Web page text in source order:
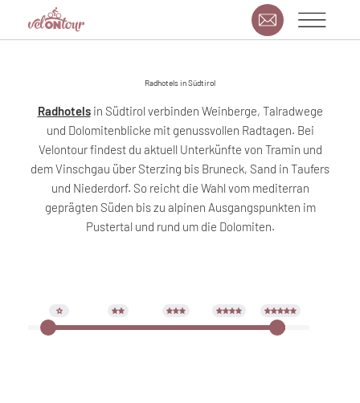
Radhotels in Südtirol
Radhotelsin Südtirol verbinden Weinberge, Talradwege
und Dolomitenblicke mit genussvollen Radtagen. Bei
Velontour findest du aktuell Unterkünfte von Tramin und
dem Vinschgau über Sterzing bis Bruneck, Sand in Taufers
und Niederdorf. So reicht die Wahl vom mediterran
geprägten Süden bis zu alpinen Ausgangspunkten im
Pustertal und rund um die Dolomiten.